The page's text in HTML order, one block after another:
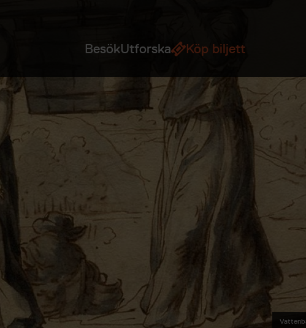
BesökUtforska Köp biljett